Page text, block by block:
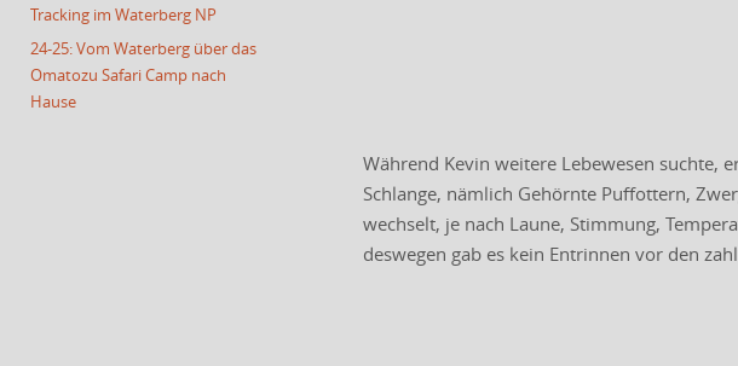
Während Kevin weitere Lebewesen suchte,
Schlange, nämlich Gehörnte Puffottern,
wechselt, je nach Laune, Stimmung,
deswegen gab es kein Entrinnen vor den
Tracking im Waterberg NP
24-25: Vom Waterberg über das
Omatozu Safari Camp nach
Hause